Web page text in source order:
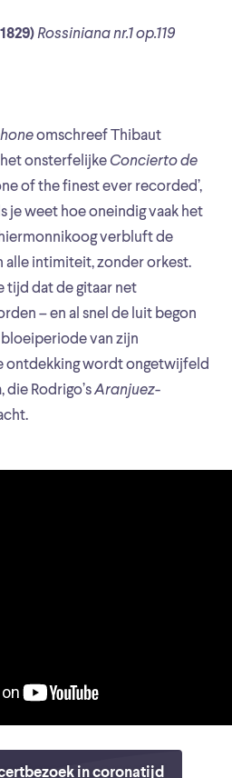
Rossiniana nr.1 op.119
omschreef Thibaut
het onsterfelijke Concierto de
of the finest ever recorded’,
je weet hoe oneindig vaak het
verbluft de
alle intimiteit, zonder orkest.
tijd dat de gitaar net
– en al snel de luit begon
van zijn
ontdekking wordt ongetwijfeld
die Rodrigo’sAranjuez-
in coronatijd